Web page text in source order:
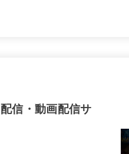
信・動画配信サ